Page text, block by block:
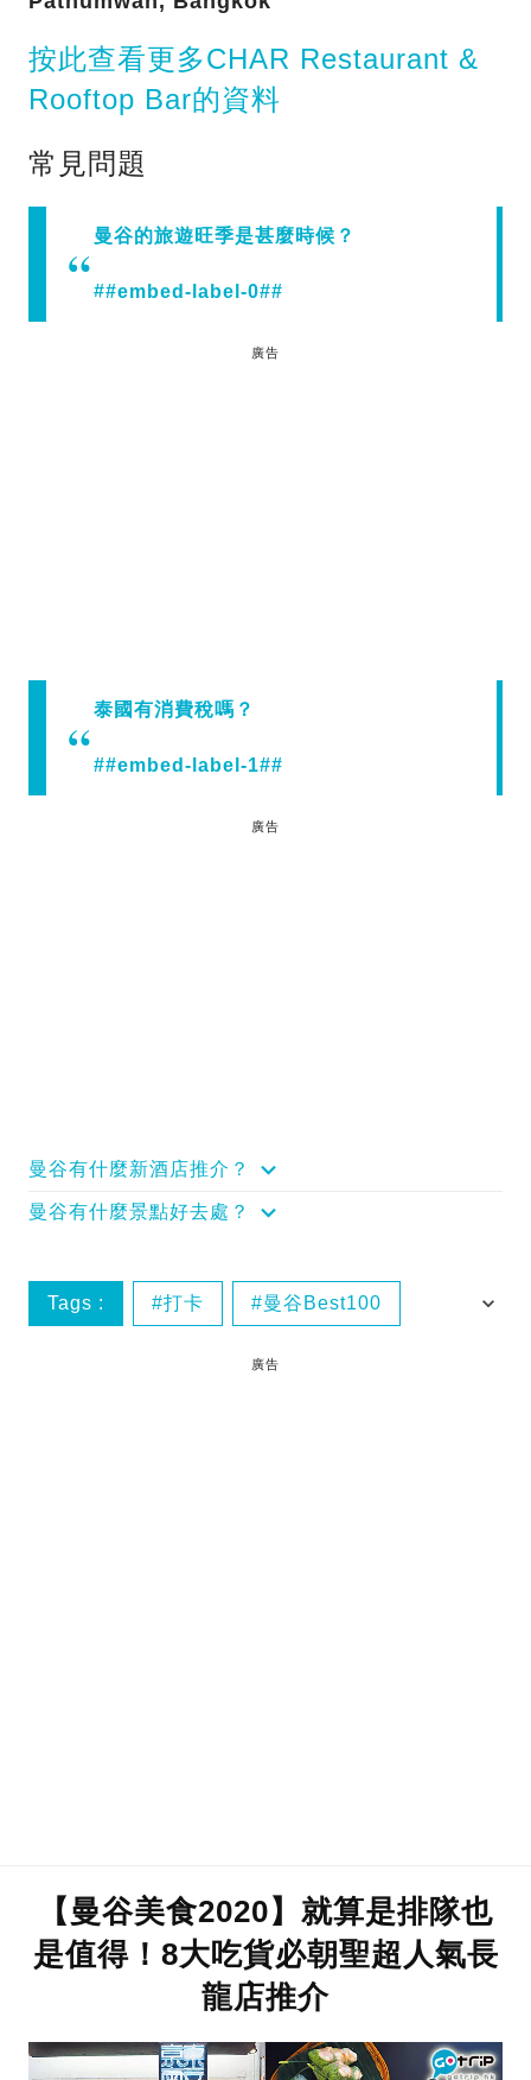
按此查看更多CHAR Restaurant &
Rooftop Bar的資料
常見問題
曼谷的旅遊旺季是甚麼時候？
##embed-label-0##
廣告
泰國有消費稅嗎？
##embed-label-1##
廣告
曼谷有什麼新酒店推介？
曼谷有什麼景點好去處？
Tags : 打卡 曼谷Best100
廣告
【曼谷美食2020】就算是排隊也
是值得！8大吃貨必朝聖超人氣長
龍店推介